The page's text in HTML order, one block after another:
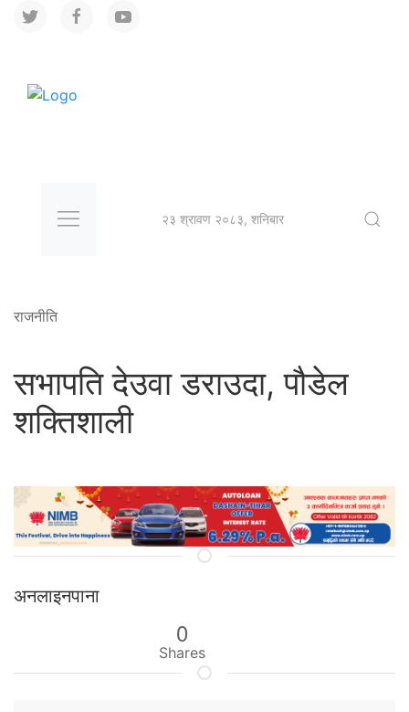
२३ श्रावण २०८३, शनिबार
राजनीति
सभापति देउवा डराउदा, पौडेल
शक्तिशाली
अनलाइनपाना
0
Shares